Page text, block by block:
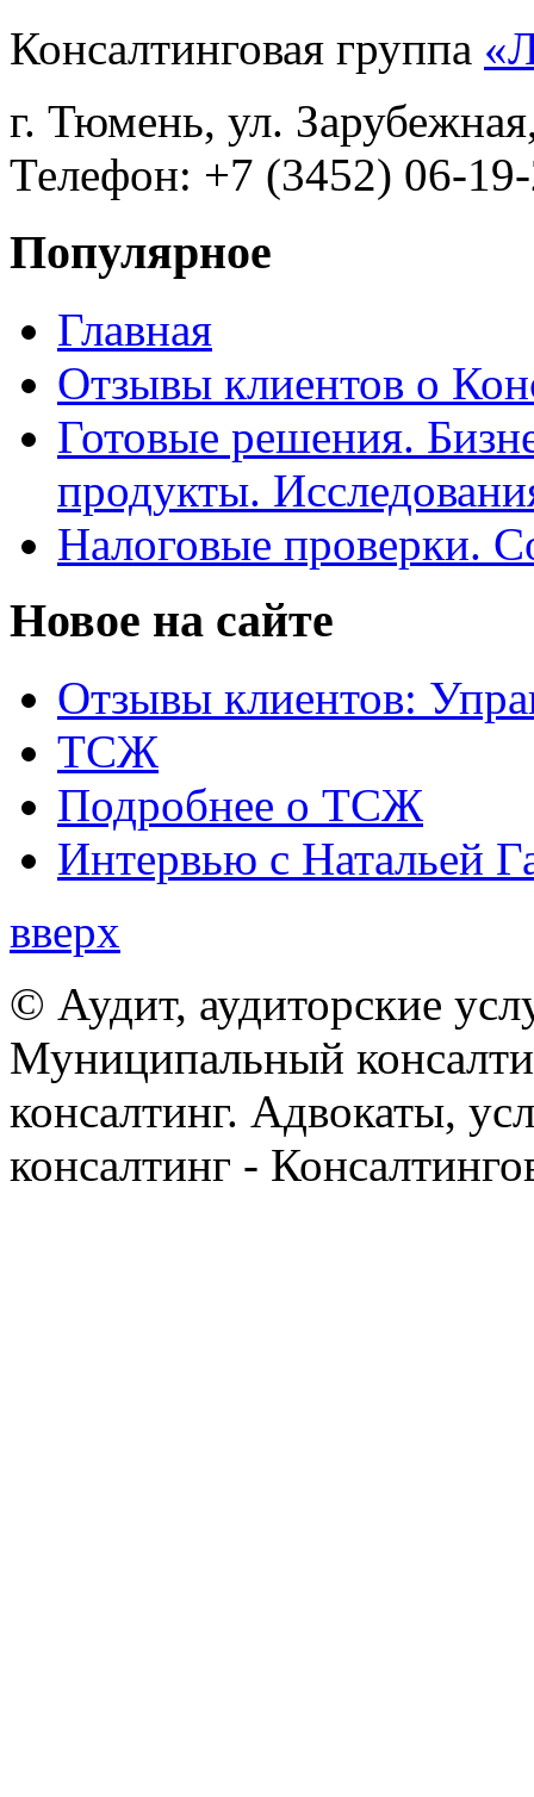
Консалтинговая группа
г. Тюмень, ул.
Телефон: +7 (3452) 06-
Популярное
Главная
Отзывы клиентов о
Готовые решения.
продукты.
Налоговые проверки.
Новое на сайте
Отзывы клиентов:
ТСЖ
Подробнее о ТСЖ
Интервью с Натальей
вверх
© Аудит, аудиторские
Муниципальный
консалтинг. Адвокаты,
консалтинг -